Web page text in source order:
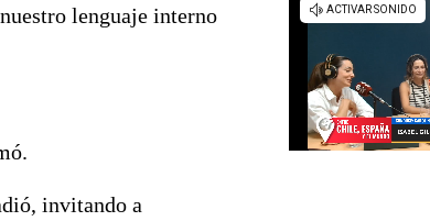
lenguaje interno
invitando a